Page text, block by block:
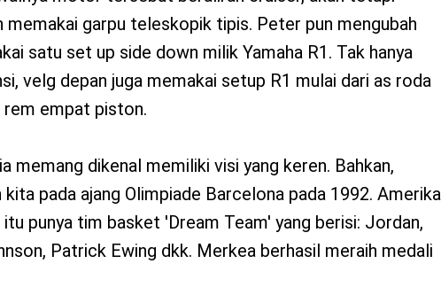
memakai garpu teleskopik tipis. Peter pun mengubah
satu set up side down milik Yamaha R1. Tak hanya
velg depan juga memakai setup R1 mulai dari as roda
rem empat piston.
memang dikenal memiliki visi yang keren. Bahkan,
pada ajang Olimpiade Barcelona pada 1992. Amerika
punya tim basket 'Dream Team' yang berisi: Jordan,
Patrick Ewing dkk. Merkea berhasil meraih medali